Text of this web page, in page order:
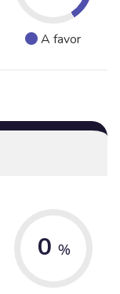
A favor
0 %